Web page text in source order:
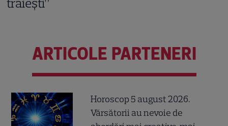
trăiești”
ARTICOLE PARTENERI
Horoscop 5 august 2026.
Vărsătorii au nevoie de